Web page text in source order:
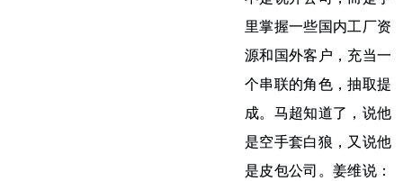
里掌握一些国内工厂资
源和国外客户，充当一
个串联的角色，抽取提
成。马超知道了，说他
是空手套白狼，又说他
是皮包公司。姜维说：